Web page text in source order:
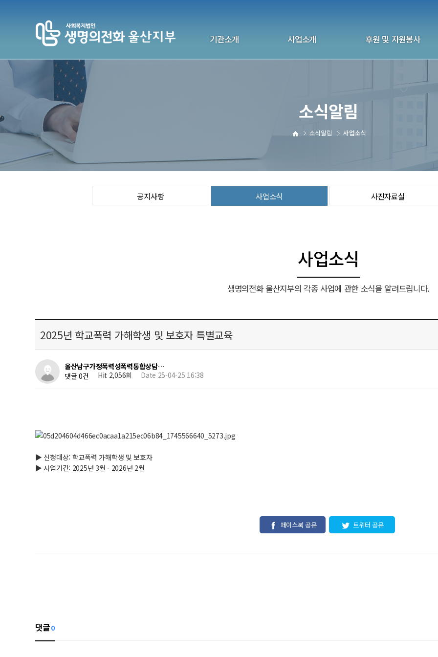
기관소개 사업소개
교육사업
후원 및 자원봉사
전화상담자원봉사
공지사항 사업소식 사진자료실
소식알림 사업소식
소식알림
사업소식
생명의전화 울산지부의 각종 사업에 관한 소식을 알려드립니다.
2025년 학교폭력 가해학생 및 보호자 특별교육
울산남구가정폭력성폭력통합상담…
댓글 0건
Hit 2,056회 Date 25-04-25 16:38
▶ 신청대상: 학교폭력 가해학생 및 보호자
▶ 사업기간: 2025년 3월 - 2026년 2월
페이스북 공유 트위터 공유
댓글0